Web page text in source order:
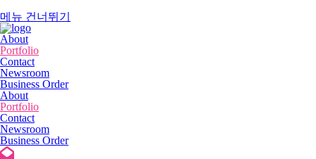
메뉴 건너뛰기
About
Portfolio
Contact
Newsroom
Business Order
About
Portfolio
Contact
Newsroom
Business Order